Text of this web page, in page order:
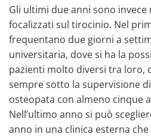
Gli ultimi due anni sono
focalizzati sul tirocinio. Nel
frequentano due giorni a
universitaria, dove si ha la
pazienti molto diversi tra loro,
sempre sotto la supervisione
osteopata con almeno cinque
Nell’ultimo anno si può
anno in una clinica esterna